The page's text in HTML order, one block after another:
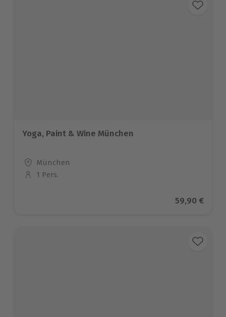
Yoga, Paint & Wine München
Standort
München
Anzahl der Teilnehmer
1 Pers.
Aktueller
59,90 €